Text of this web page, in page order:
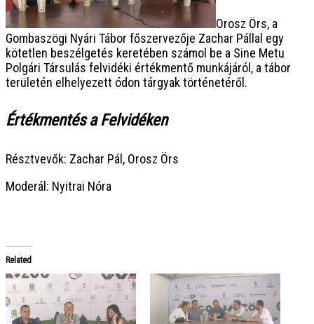
Orosz Örs, a
Gombaszögi Nyári Tábor főszervezője Zachar Pállal egy
kötetlen beszélgetés keretében számol be a Sine Metu
Polgári Társulás felvidéki értékmentő munkájáról, a tábor
területén elhelyezett ódon tárgyak történetéről.
Értékmentés a Felvidéken
Résztvevők: Zachar Pál, Orosz Örs
Moderál: Nyitrai Nóra
Related